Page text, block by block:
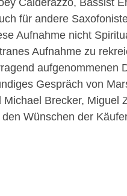
Calderazzo, Bassist
für andere
Aufnahme nicht
Aufnahme zu
aufgenommenen
Gespräch von
Brecker, Miguel
Wünschen der